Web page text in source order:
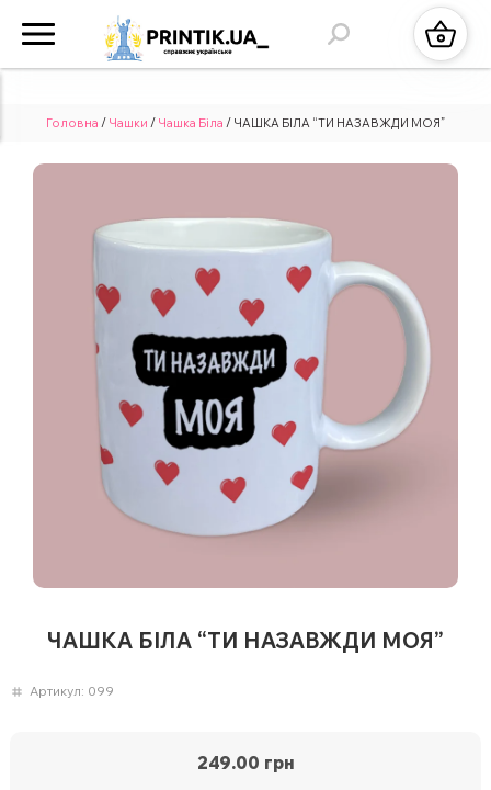
Головна / Чашки / Чашка Біла / ЧАШКА БІЛА “ТИ НАЗАВЖДИ МОЯ”
ЧАШКА БІЛА “ТИ НАЗАВЖДИ МОЯ”
Артикул: 099
249.00 грн